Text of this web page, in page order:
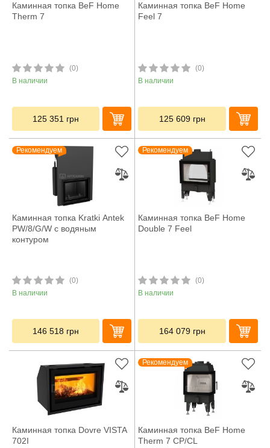
Каминная топка BeF Home
Therm 7
(0)
В наличии
125 351 грн
Каминная топка BeF Home
Feel 7
(0)
В наличии
125 609 грн
Рекомендуем
Каминная топка Kratki Antek
PW/8/G/W с водяным
контуром
(0)
В наличии
146 518 грн
Рекомендуем
Каминная топка BeF Home
Double 7 Feel
(0)
В наличии
164 079 грн
Каминная топка Dovre VISTA
702I
Рекомендуем
Каминная топка BeF Home
Therm 7 CP/CL